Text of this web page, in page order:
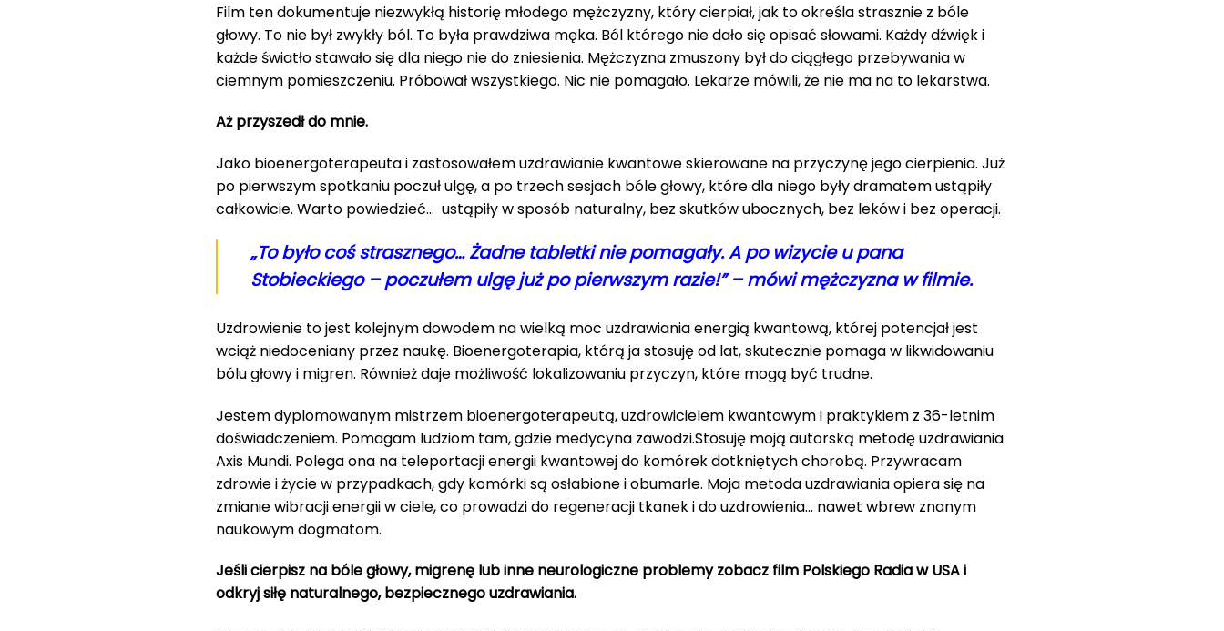
Film ten dokumentuje niezwykłą historię młodego mężczyzny, który cierpiał, jak to określa strasznie z bóle
głowy. To nie był zwykły ból. To była prawdziwa męka. Ból którego nie dało się opisać słowami. Każdy dźwięk i
każde światło stawało się dla niego nie do zniesienia. Mężczyzna zmuszony był do ciągłego przebywania w
ciemnym pomieszczeniu. Próbował wszystkiego. Nic nie pomagało. Lekarze mówili, że nie ma na to lekarstwa.
Aż przyszedł do mnie.
Jako bioenergoterapeuta i zastosowałem uzdrawianie kwantowe skierowane na przyczynę jego cierpienia. Już
po pierwszym spotkaniu poczuł ulgę, a po trzech sesjach bóle głowy, które dla niego były dramatem ustąpiły
całkowicie. Warto powiedzieć… ustąpiły w sposób naturalny, bez skutków ubocznych, bez leków i bez operacji.
„To było coś strasznego… Żadne tabletki nie pomagały. A po wizycie u pana
Stobieckiego – poczułem ulgę już po pierwszym razie!” – mówi mężczyzna w filmie.
Uzdrowienie to jest kolejnym dowodem na wielką moc uzdrawiania energią kwantową, której potencjał jest
wciąż niedoceniany przez naukę. Bioenergoterapia, którą ja stosuję od lat, skutecznie pomaga w likwidowaniu
bólu głowy i migren. Również daje możliwość lokalizowaniu przyczyn, które mogą być trudne.
Jestem dyplomowanym mistrzem bioenergoterapeutą, uzdrowicielem kwantowym i praktykiem z 36-letnim
doświadczeniem. Pomagam ludziom tam, gdzie medycyna zawodzi.Stosuję moją autorską metodę uzdrawiania
Axis Mundi. Polega ona na teleportacji energii kwantowej do komórek dotkniętych chorobą. Przywracam
zdrowie i życie w przypadkach, gdy komórki są osłabione i obumarłe. Moja metoda uzdrawiania opiera się na
zmianie wibracji energii w ciele, co prowadzi do regeneracji tkanek i do uzdrowienia… nawet wbrew znanym
naukowym dogmatom.
Jeśli cierpisz na bóle głowy, migrenę lub inne neurologiczne problemy zobacz film Polskiego Radia w USA i
odkryj siłę naturalnego, bezpiecznego uzdrawiania.